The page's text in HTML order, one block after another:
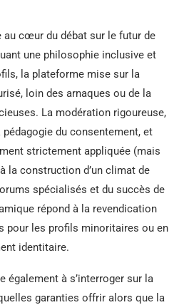
au cœur du débat sur le futur de
une philosophie inclusive et
la plateforme mise sur la
loin des arnaques ou de la
La modération rigoureuse,
du consentement, et
strictement appliquée (mais
la construction d’un climat de
spécialisés et du succès de
répond à la revendication
pour les profils minoritaires ou en
identitaire.
également à s’interroger sur la
garanties offrir alors que la